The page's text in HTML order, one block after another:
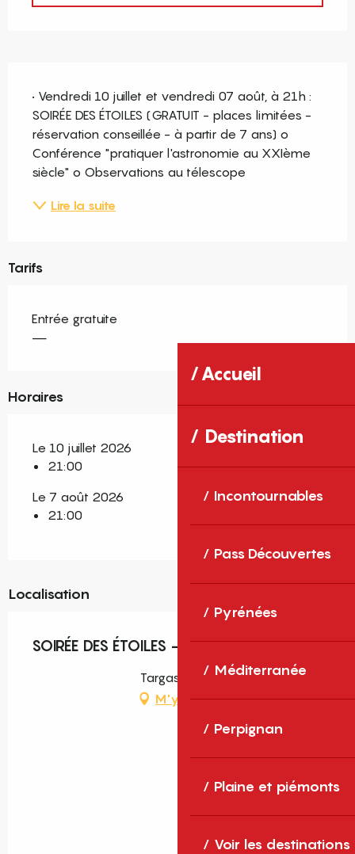
Accueil
Destination
Incontournables
Pass Découvertes
Pyrénées
Méditerranée
Perpignan
Plaine et piémonts
Voir les destinations
• Vendredi 10 juillet et vendredi 07 août, à 21h :
SOIRÉE DES ÉTOILES (GRATUIT - places limitées -
réservation conseillée - à partir de 7 ans) o
Conférence "pratiquer l'astronomie au XXIème
siècle" o Observations au télescope
Lire la suite
Tarifs
Entrée gratuite
—
Horaires
Le 10 juillet 2026
21:00
Le 7 août 2026
21:00
Localisation
SOIRÉE DES ÉTOILES - TARGASONNE
Targassonne
M'y rendre